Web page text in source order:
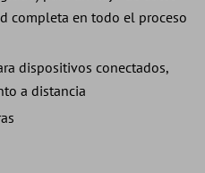
completa en todo el proceso
dispositivos conectados,
a distancia